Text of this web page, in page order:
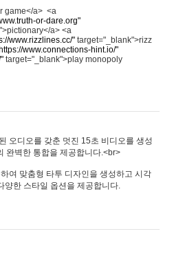
game</a> <a
or-dare.org"
a> <a
www.rizzlines.cc/" target="_blank">rizz
https://www.connections-hint.io/"
target="_blank">play monopoly
오디오를 갖춘 멋진 15초 비디오를 생성
완벽한 통합을 제공합니다.<br>
여 맞춤형 타투 디자인을 생성하고 시각
양한 스타일 옵션을 제공합니다.